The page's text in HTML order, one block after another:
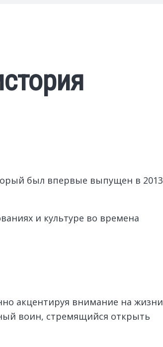
был впервые выпущен в 2013
и культуре во времена
акцентируя внимание на жизни
воин, стремящийся открыть